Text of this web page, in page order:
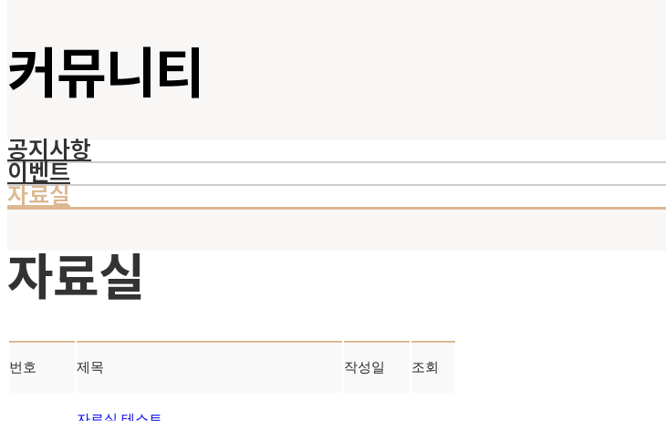
커뮤니티
공지사항
이벤트
자료실
자료실
번호 제목 작성일 조회